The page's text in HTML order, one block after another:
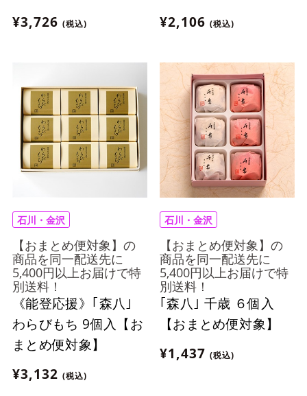
¥3,726 (税込)
¥2,106 (税込)
石川・金沢
【おまとめ便対象】の
商品を同一配送先に
5,400円以上お届けで特
別送料！
《能登応援》｢森八｣
わらびもち 9個入【お
まとめ便対象】
¥3,132 (税込)
石川・金沢
【おまとめ便対象】の
商品を同一配送先に
5,400円以上お届けで特
別送料！
｢森八｣ 千歳 ６個入
【おまとめ便対象】
¥1,437 (税込)